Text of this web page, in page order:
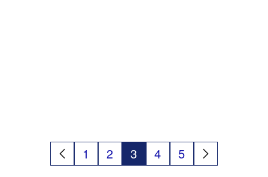
1 2 3 4 5